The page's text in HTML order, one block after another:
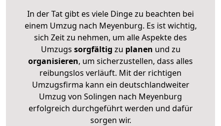
In der Tat gibt es viele Dinge zu beachten bei
einem Umzug nach Meyenburg. Es ist wichtig,
sich Zeit zu nehmen, um alle Aspekte des
Umzugs sorgfältig zu planen und zu
organisieren, um sicherzustellen, dass alles
reibungslos verläuft. Mit der richtigen
Umzugsfirma kann ein deutschlandweiter
Umzug von Solingen nach Meyenburg
erfolgreich durchgeführt werden und dafür
sorgen wir.